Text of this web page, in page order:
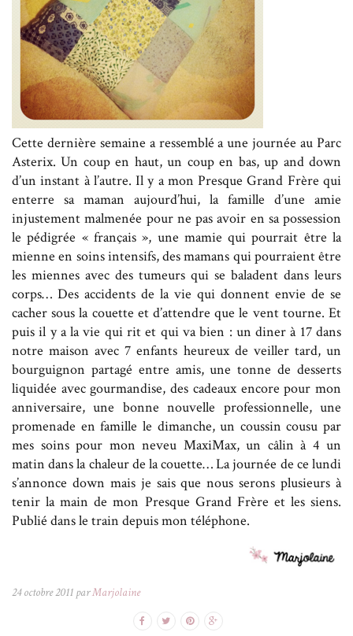
Cette dernière semaine a ressemblé a une journée au Parc
Asterix. Un coup en haut, un coup en bas, up and down
d’un instant à l’autre. Il y a mon Presque Grand Frère qui
enterre sa maman aujourd’hui, la famille d’une amie
injustement malmenée pour ne pas avoir en sa possession
le pédigrée « français », une mamie qui pourrait être la
mienne en soins intensifs, des mamans qui pourraient être
les miennes avec des tumeurs qui se baladent dans leurs
corps… Des accidents de la vie qui donnent envie de se
cacher sous la couette et d’attendre que le vent tourne. Et
puis il y a la vie qui rit et qui va bien : un diner à 17 dans
notre maison avec 7 enfants heureux de veiller tard, un
bourguignon partagé entre amis, une tonne de desserts
liquidée avec gourmandise, des cadeaux encore pour mon
anniversaire, une bonne nouvelle professionnelle, une
promenade en famille le dimanche, un coussin cousu par
mes soins pour mon neveu MaxiMax, un câlin à 4 un
matin dans la chaleur de la couette… La journée de ce lundi
s’annonce down mais je sais que nous serons plusieurs à
tenir la main de mon Presque Grand Frère et les siens.
Publié dans le train depuis mon téléphone.
24 octobre 2011 parMarjolaine